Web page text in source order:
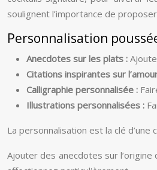
soulignent l’importance de
Personnalisation
Anecdotes sur les plats :
Citations inspirantes sur
Calligraphie personnalisée :
Illustrations personnalisées :
La personnalisation est la clé
Ajouter des anecdotes sur